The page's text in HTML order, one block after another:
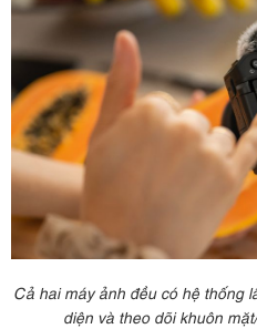
Cả hai máy ảnh đều có hệ thống
diện và theo dõi khuôn